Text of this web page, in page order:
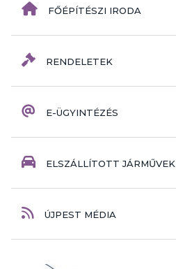
FŐÉPÍTÉSZI IRODA
RENDELETEK
E-ÜGYINTÉZÉS
ELSZÁLLÍTOTT JÁRMŰVEK
ÚJPEST MÉDIA